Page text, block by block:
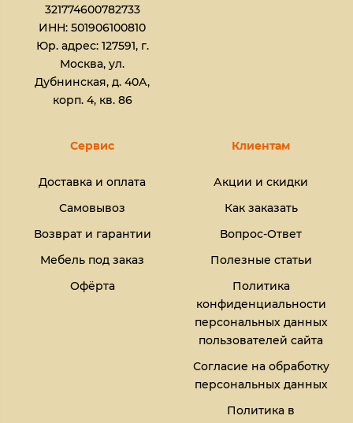
321774600782733
ИНН: 501906100810
Юр. адрес: 127591, г.
Москва, ул.
Дубнинская, д. 40А,
корп. 4, кв. 86
Сервис
Доставка и оплата
Самовывоз
Возврат и гарантии
Мебель под заказ
Офёрта
Клиентам
Акции и скидки
Как заказать
Вопрос-Ответ
Полезные статьи
Политика
конфиденциальности
персональных данных
пользователей сайта
Согласие на обработку
персональных данных
Политика в